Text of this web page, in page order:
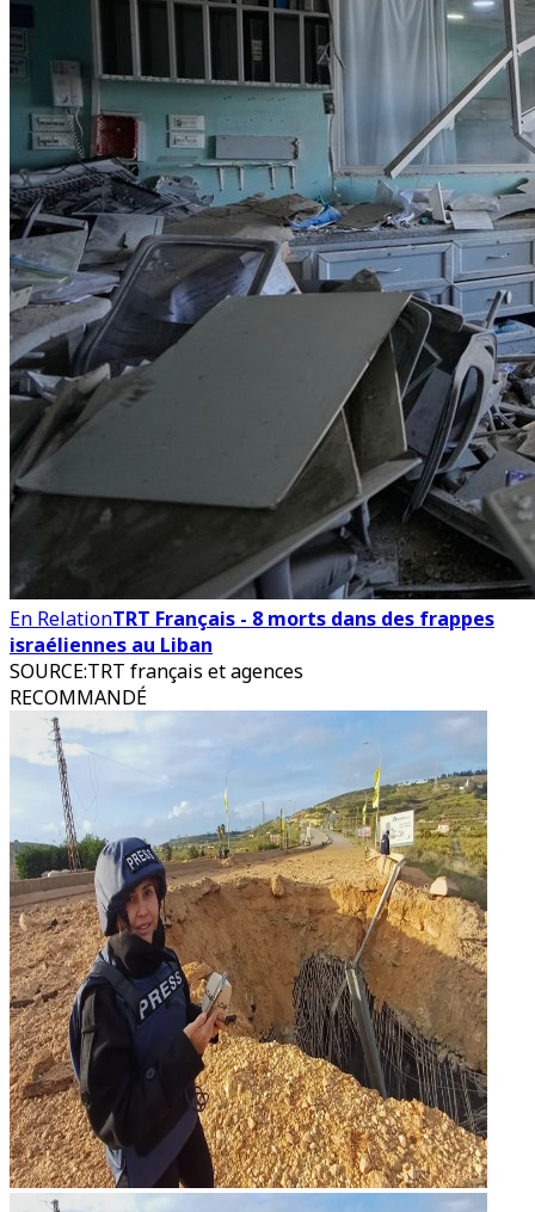
En RelationTRT Français - 8 morts dans des frappes
israéliennes au Liban
SOURCE:TRT français et agences
RECOMMANDÉ